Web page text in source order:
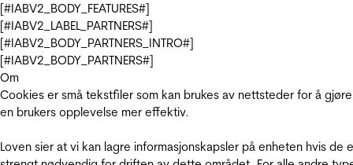
[#IABV2_BODY_FEATURES#]
[#IABV2_LABEL_PARTNERS#]
[#IABV2_BODY_PARTNERS_INTRO#]
[#IABV2_BODY_PARTNERS#]
Om
Cookies er små tekstfiler som kan brukes av nettsteder for å gjøre
en brukers opplevelse mer effektiv.
Loven sier at vi kan lagre informasjonskapsler på enheten hvis de